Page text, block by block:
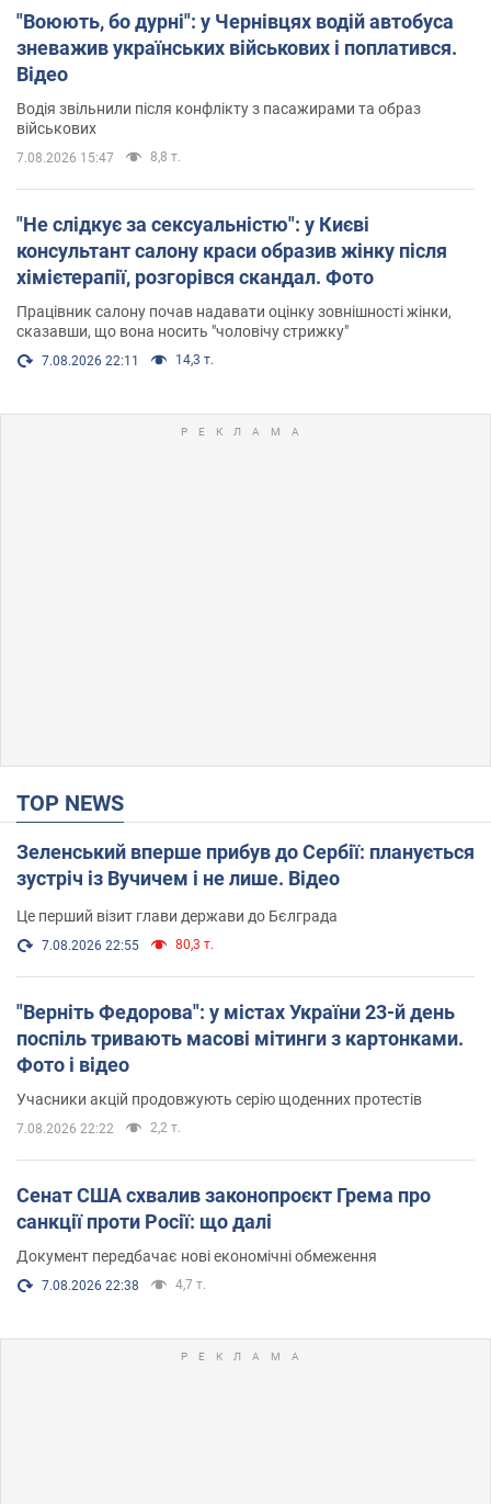
"Воюють, бо дурні": у Чернівцях водій автобуса
зневажив українських військових і поплатився.
Відео
Водія звільнили після конфлікту з пасажирами та образ
військових
7.08.2026 15:47 8,8 т.
"Не слідкує за сексуальністю": у Києві
консультант салону краси образив жінку після
хімієтерапії, розгорівся скандал. Фото
Працівник салону почав надавати оцінку зовнішності жінки,
сказавши, що вона носить "чоловічу стрижку"
7.08.2026 22:11 14,3 т.
TOP NEWS
Зеленський вперше прибув до Сербії: планується
зустріч із Вучичем і не лише. Відео
Це перший візит глави держави до Бєлграда
7.08.2026 22:55 80,3 т.
"Верніть Федорова": у містах України 23-й день
поспіль тривають масові мітинги з картонками.
Фото і відео
Учасники акцій продовжують серію щоденних протестів
7.08.2026 22:22 2,2 т.
Сенат США схвалив законопроєкт Грема про
санкції проти Росії: що далі
Документ передбачає нові економічні обмеження
7.08.2026 22:38 4,7 т.